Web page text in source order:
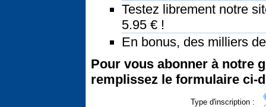
Testez librement notre
5.95 € !
En bonus, des milliers
Pour vous abonner à notre
remplissez le formulaire ci-
Type d'inscription :